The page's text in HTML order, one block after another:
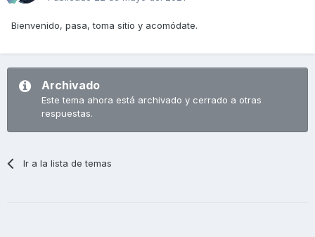
Bienvenido, pasa, toma sitio y acomódate.
Archivado
Este tema ahora está archivado y cerrado a otras
respuestas.
Ir a la lista de temas